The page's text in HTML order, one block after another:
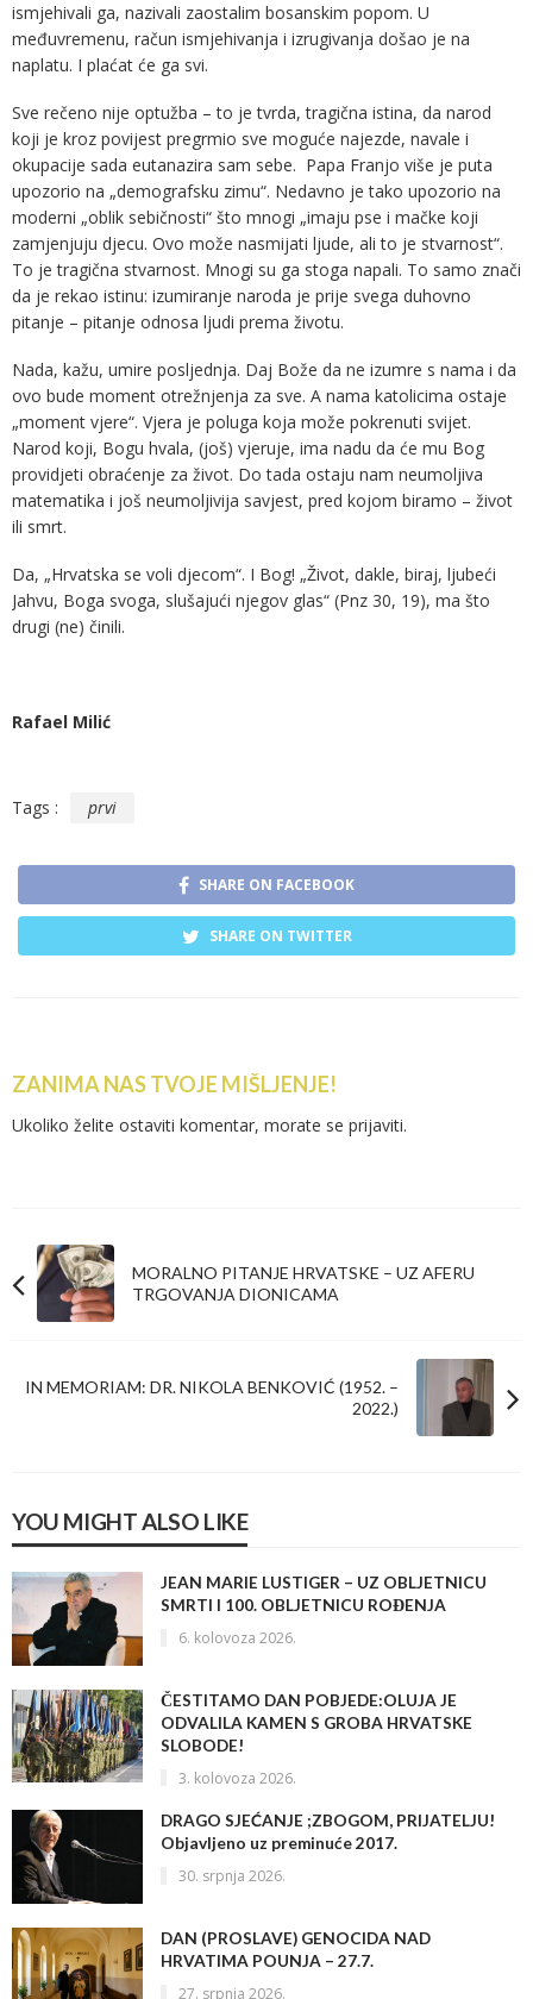
ismjehivali ga, nazivali zaostalim bosanskim popom. U
međuvremenu, račun ismjehivanja i izrugivanja došao je na
naplatu. I plaćat će ga svi.
Sve rečeno nije optužba – to je tvrda, tragična istina, da narod
koji je kroz povijest pregrmio sve moguće najezde, navale i
okupacije sada eutanazira sam sebe. Papa Franjo više je puta
upozorio na „demografsku zimu“. Nedavno je tako upozorio na
moderni „oblik sebičnosti“ što mnogi „imaju pse i mačke koji
zamjenjuju djecu. Ovo može nasmijati ljude, ali to je stvarnost“.
To je tragična stvarnost. Mnogi su ga stoga napali. To samo znači
da je rekao istinu: izumiranje naroda je prije svega duhovno
pitanje – pitanje odnosa ljudi prema životu.
Nada, kažu, umire posljednja. Daj Bože da ne izumre s nama i da
ovo bude moment otrežnjenja za sve. A nama katolicima ostaje
„moment vjere“. Vjera je poluga koja može pokrenuti svijet.
Narod koji, Bogu hvala, (još) vjeruje, ima nadu da će mu Bog
providjeti obraćenje za život. Do tada ostaju nam neumoljiva
matematika i još neumoljivija savjest, pred kojom biramo – život
ili smrt.
Da, „Hrvatska se voli djecom“. I Bog! „Život, dakle, biraj, ljubeći
Jahvu, Boga svoga, slušajući njegov glas“ (Pnz 30, 19), ma što
drugi (ne) činili.
Rafael Milić
Tags : prvi
SHARE ON FACEBOOK
SHARE ON TWITTER
ZANIMA NAS TVOJE MIŠLJENJE!
Ukoliko želite ostaviti komentar, morate se prijaviti.
MORALNO PITANJE HRVATSKE – UZ AFERU
TRGOVANJA DIONICAMA
IN MEMORIAM: DR. NIKOLA BENKOVIĆ (1952. –
2022.)
YOU MIGHT ALSO LIKE
JEAN MARIE LUSTIGER – UZ OBLJETNICU
SMRTI I 100. OBLJETNICU ROĐENJA
6. kolovoza 2026.
ČESTITAMO DAN POBJEDE:OLUJA JE
ODVALILA KAMEN S GROBA HRVATSKE
SLOBODE!
3. kolovoza 2026.
DRAGO SJEĆANJE ;ZBOGOM, PRIJATELJU!
Objavljeno uz preminuće 2017.
30. srpnja 2026.
DAN (PROSLAVE) GENOCIDA NAD
HRVATIMA POUNJA – 27.7.
27. srpnja 2026.